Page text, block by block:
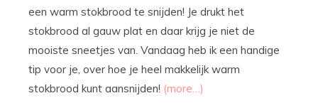
een warm stokbrood te snijden! Je drukt het
stokbrood al gauw plat en daar krijg je niet de
mooiste sneetjes van. Vandaag heb ik een handige
tip voor je, over hoe je heel makkelijk warm
stokbrood kunt aansnijden! (more…)